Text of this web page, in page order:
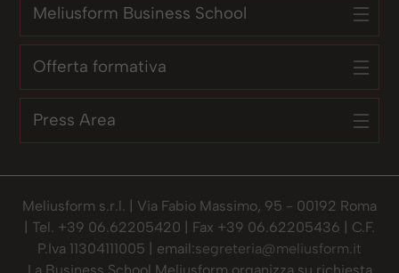
Meliusform Business School
Offerta formativa
Press Area
Meliusform s.r.l. | Via Fabio Massimo, 95 - 00192 Roma
| Tel. +39 06.62205420 | Fax +39 06.62205436 | C.F.
P.Iva 11304111005 | email:segreteria@meliusform.it